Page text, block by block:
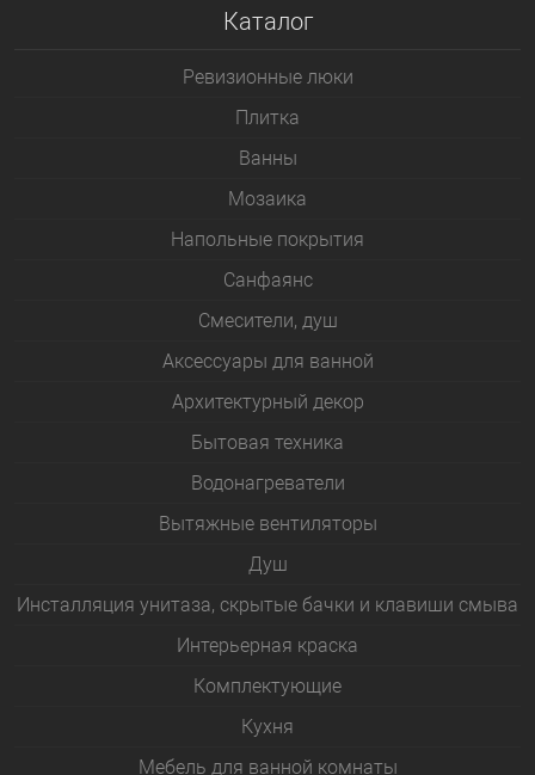
Каталог
Ревизионные люки
Плитка
Bанны
Мозаика
Напольные покрытия
Санфаянс
Смесители, душ
Аксессуары для ванной
Архитектурный декор
Бытовая техника
Водонагреватели
Вытяжные вентиляторы
Душ
Инсталляция унитаза, скрытые бачки и клавиши смыва
Интерьерная краска
Комплектующие
Кухня
Мебель для ванной комнаты